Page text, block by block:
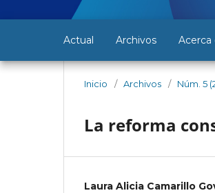
Actual Archivos Acerca
Inicio / Archivos / Núm. 5
La reforma
Laura Alicia Camarillo